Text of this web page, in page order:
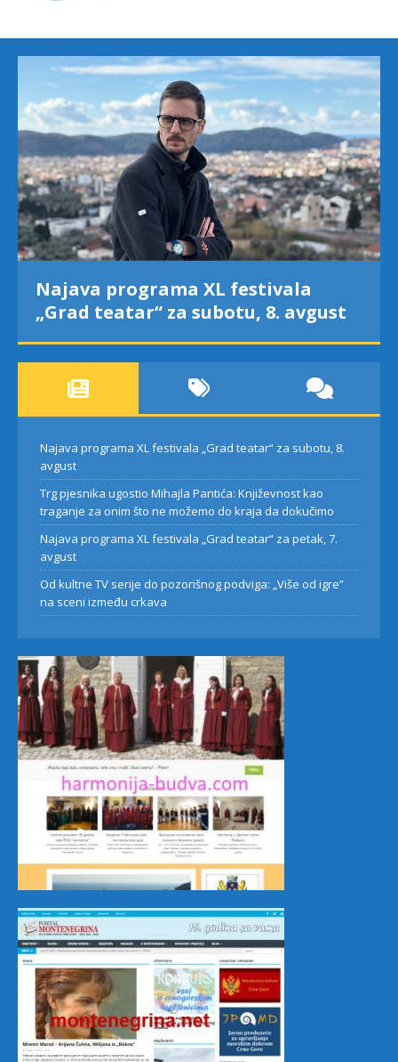
Najava programa XL festivala
„Grad teatar“ za subotu, 8. avgust
Najava programa XL festivala „Grad teatar“ za subotu, 8.
avgust
Trg pjesnika ugostio Mihajla Pantića: Književnost kao
traganje za onim što ne možemo do kraja da dokučimo
Najava programa XL festivala „Grad teatar“ za petak, 7.
avgust
Od kultne TV serije do pozorišnog podviga: „Više od igre”
na sceni između crkava